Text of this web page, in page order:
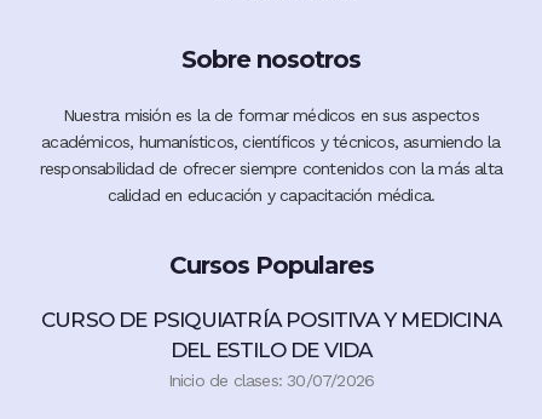
Sobre nosotros
Nuestra misión es la de formar médicos en sus aspectos
académicos, humanísticos, científicos y técnicos, asumiendo la
responsabilidad de ofrecer siempre contenidos con la más alta
calidad en educación y capacitación médica.
Cursos Populares
CURSO DE PSIQUIATRÍA POSITIVA Y MEDICINA
DEL ESTILO DE VIDA
Inicio de clases: 30/07/2026